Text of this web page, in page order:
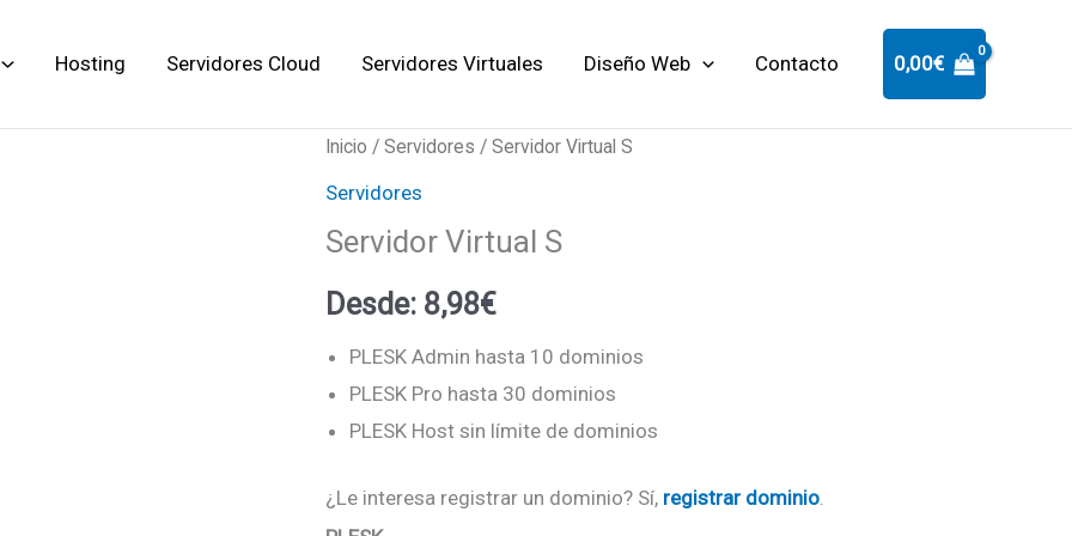
Hosting Servidores Cloud Servidores Virtuales Diseño Web Contacto 0,00€
Inicio / Servidores / Servidor Virtual S
Servidores
Servidor Virtual S
Desde: 8,98€
PLESK Admin hasta 10 dominios
PLESK Pro hasta 30 dominios
PLESK Host sin límite de dominios
¿Le interesa registrar un dominio? Sí, registrar dominio.
Servidor
Virtual
cantidad